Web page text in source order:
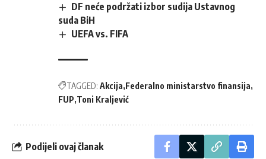
DF neće podržati izbor sudija Ustavnog
suda BiH
UEFA vs. FIFA
TAGGED: Akcija Federalno ministarstvo finansija
FUP Toni Kraljević
Podijeli ovaj članak